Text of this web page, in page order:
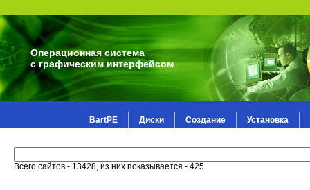
Операционная система
с графическим интерфейсом
BartPE Диски Создание Установка
Всего сайтов - 13428, из них показывается - 425